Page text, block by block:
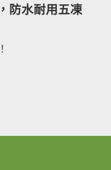
防水耐用五凍